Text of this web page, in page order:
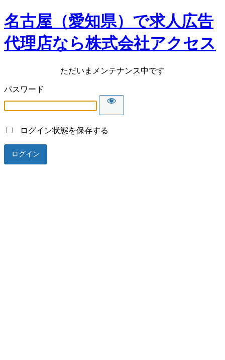
名古屋（愛知県）で求人広告
代理店なら株式会社アクセス
ただいまメンテナンス中です
パスワード
ログイン状態を保存する